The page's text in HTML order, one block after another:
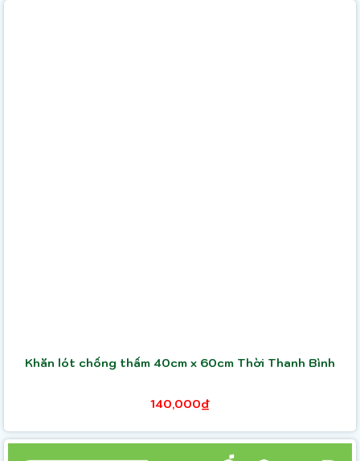
Khăn lót chống thấm 40cm x 60cm Thời Thanh Bình
140,000₫